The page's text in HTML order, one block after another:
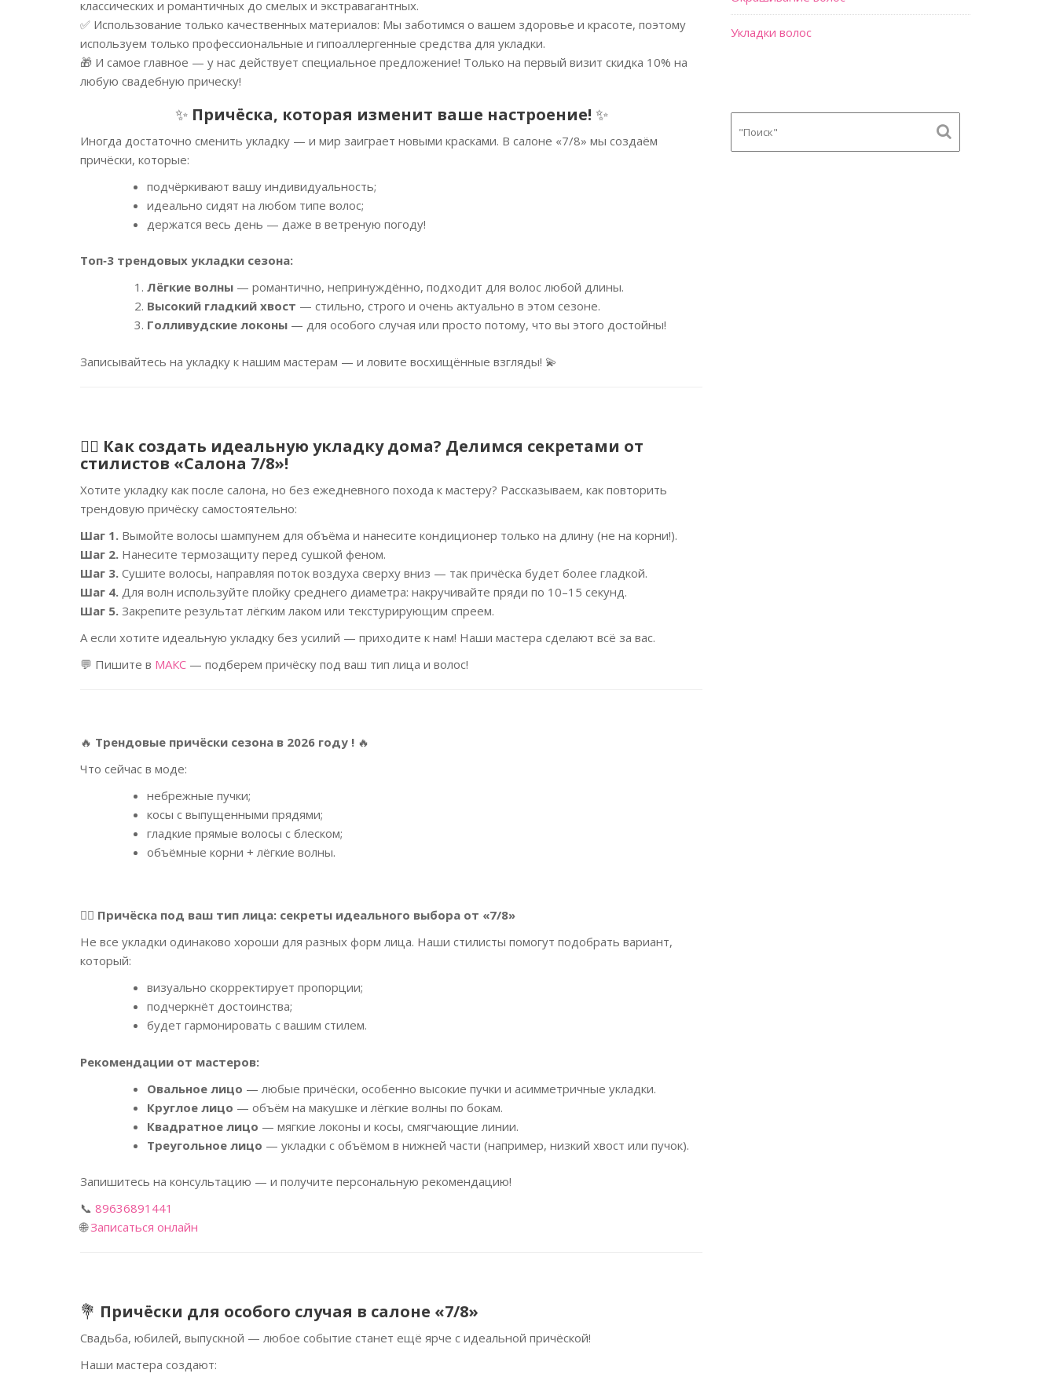
классических и романтичных до смелых и экстравагантных.
✅ Использование только качественных материалов: Мы заботимся о вашем здоровье и красоте, поэтому
используем только профессиональные и гипоаллергенные средства для укладки.
🎁 И самое главное — у нас действует специальное предложение! Только на первый визит скидка 10% на
любую свадебную прическу!
✨ Причёска, которая изменит ваше настроение! ✨
Иногда достаточно сменить укладку — и мир заиграет новыми красками. В салоне «7/8» мы создаём
причёски, которые:
подчёркивают вашу индивидуальность;
идеально сидят на любом типе волос;
держатся весь день — даже в ветреную погоду!
Топ‑3 трендовых укладки сезона:
Лёгкие волны — романтично, непринуждённо, подходит для волос любой длины.
Высокий гладкий хвост — стильно, строго и очень актуально в этом сезоне.
Голливудские локоны — для особого случая или просто потому, что вы этого достойны!
Записывайтесь на укладку к нашим мастерам — и ловите восхищённые взгляды! 💫
💇‍♀️ Как создать идеальную укладку дома? Делимся секретами от
стилистов «Салона 7/8»!
Хотите укладку как после салона, но без ежедневного похода к мастеру? Рассказываем, как повторить
трендовую причёску самостоятельно:
Шаг 1. Вымойте волосы шампунем для объёма и нанесите кондиционер только на длину (не на корни!).
Шаг 2. Нанесите термозащиту перед сушкой феном.
Шаг 3. Сушите волосы, направляя поток воздуха сверху вниз — так причёска будет более гладкой.
Шаг 4. Для волн используйте плойку среднего диаметра: накручивайте пряди по 10–15 секунд.
Шаг 5. Закрепите результат лёгким лаком или текстурирующим спреем.
А если хотите идеальную укладку без усилий — приходите к нам! Наши мастера сделают всё за вас.
💬 Пишите в МАКС — подберем причёску под ваш тип лица и волос!
🔥 Трендовые причёски сезона в 2026 году ! 🔥
Что сейчас в моде:
небрежные пучки;
косы с выпущенными прядями;
гладкие прямые волосы с блеском;
объёмные корни + лёгкие волны.
👱‍♀️ Причёска под ваш тип лица: секреты идеального выбора от «7/8»
Не все укладки одинаково хороши для разных форм лица. Наши стилисты помогут подобрать вариант,
который:
визуально скорректирует пропорции;
подчеркнёт достоинства;
будет гармонировать с вашим стилем.
Рекомендации от мастеров:
Овальное лицо — любые причёски, особенно высокие пучки и асимметричные укладки.
Круглое лицо — объём на макушке и лёгкие волны по бокам.
Квадратное лицо — мягкие локоны и косы, смягчающие линии.
Треугольное лицо — укладки с объёмом в нижней части (например, низкий хвост или пучок).
Запишитесь на консультацию — и получите персональную рекомендацию!
📞 89636891441
🌐Записаться онлайн
💐 Причёски для особого случая в салоне «7/8»
Свадьба, юбилей, выпускной — любое событие станет ещё ярче с идеальной причёской!
Наши мастера создают:
Укладки волос